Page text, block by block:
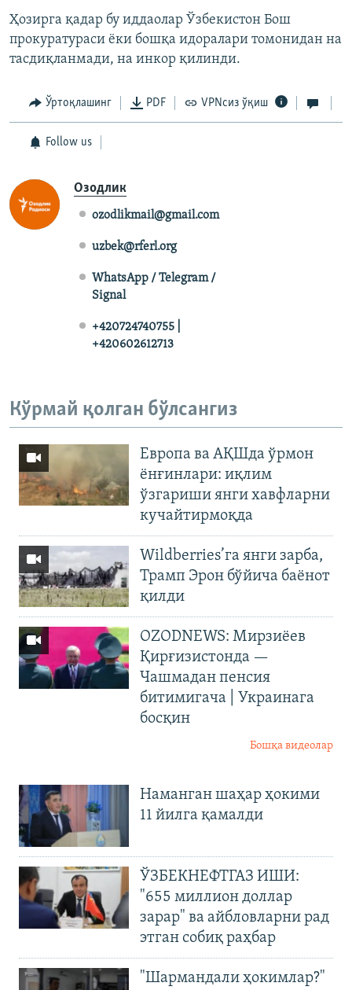
Ҳозирга қадар бу иддаолар Ўзбекистон Бош
прокуратураси ёки бошқа идоралари томонидан на
тасдиқланмади, на инкор қилинди.
Ўртоқлашинг PDF VPNсиз ўқиш
Follow us
Озодлик
ozodlikmail@gmail.com
uzbek@rferl.org
WhatsApp / Telegram /
Signal
+420724740755 |
+420602612713
Кўрмай қолган бўлсангиз
Европа ва АҚШда ўрмон
ёнғинлари: иқлим
ўзгариши янги хавфларни
кучайтирмоқда
Wildberries’га янги зарба,
Трамп Эрон бўйича баёнот
қилди
OZODNEWS: Мирзиёев
Қирғизистонда —
Чашмадан пенсия
битимигача | Украинага
босқин
Бошқа видеолар
Наманган шаҳар ҳокими
11 йилга қамалди
ЎЗБЕКНЕФТГАЗ ИШИ:
"655 миллион доллар
зарар" ва айбловларни рад
этган собиқ раҳбар
"Шармандали ҳокимлар?"